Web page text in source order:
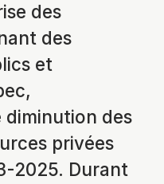
des
des
et
diminution des
privées
2025. Durant